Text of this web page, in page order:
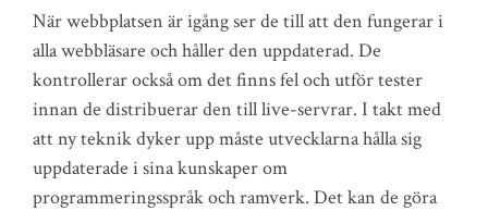
När webbplatsen är igång ser de till att den fungerar i
alla webbläsare och håller den uppdaterad. De
kontrollerar också om det finns fel och utför tester
innan de distribuerar den till live-servrar. I takt med
att ny teknik dyker upp måste utvecklarna hålla sig
uppdaterade i sina kunskaper om
programmeringsspråk och ramverk. Det kan de göra